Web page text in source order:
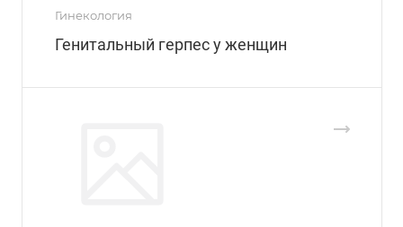
Гинекология
Генитальный герпес у женщин